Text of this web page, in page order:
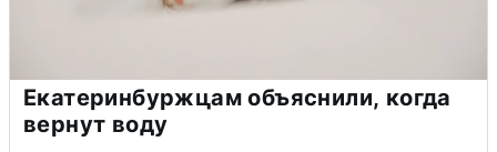
Екатеринбуржцам объяснили, когда
вернут воду